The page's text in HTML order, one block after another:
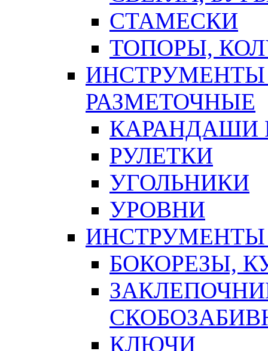
СТАМЕСКИ
ТОПОРЫ,
ИНСТРУМЕНТЫ
РАЗМЕТОЧНЫЕ
КАРАНДАШИ
РУЛЕТКИ
УГОЛЬНИКИ
УРОВНИ
БОКОРЕЗЫ,
КЛЮЧИ